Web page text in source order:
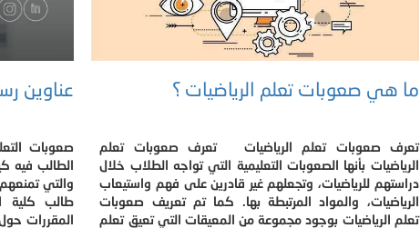
ما هي صعوبات تعلم الرياضيات ؟
تعرف صعوبات تعلم الرياضيات تعرف صعوبات تعلم
الرياضيات بأنها الصعوبات التعليمية التي تواجه الطلاب خلال
دراستهم للرياضيات، وتجعلهم غير قادرين على فهم واستيعاب
الرياضيات، والمواد المرتبطة بها. كما تم تعريف صعوبات
تعلم الرياضيات بوجود مجموعة من المعيقات التي تعيق تعلم
عناوين
صعوبات
الطالب فيه
والتي
طالب كلية
المقررات